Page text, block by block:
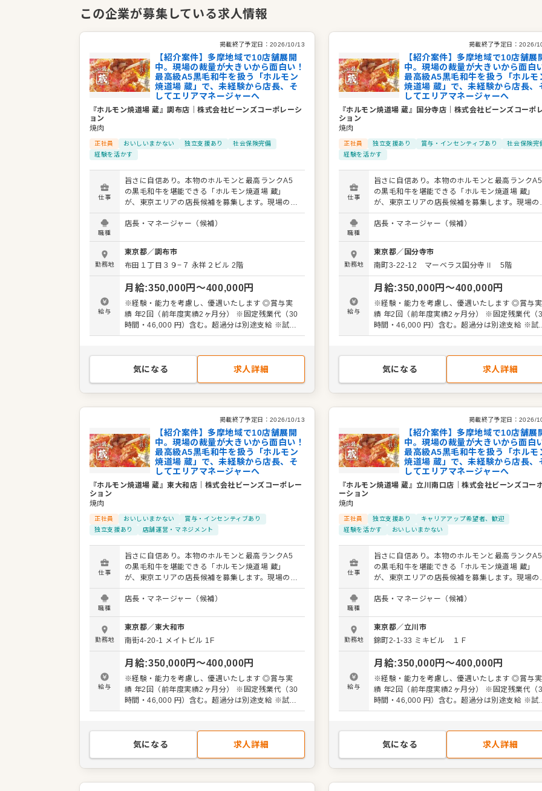
体験をお届けし続けてまいります。
企業情報
業種／業態
焼肉
事業所
この企業が募集している求人情報
掲載終了予定日： 2026/10/13
【紹介案件】多摩地域で10店舗展開
中。現場の裁量が大きいから面白い！
最高級A5黒毛和牛を扱う「ホルモン
焼道場 蔵」で、未経験から店長、そ
してエリアマネージャーへ
『ホルモン焼道場 蔵』調布店 ｜株式会社ビーンズコーポレーシ
ョン
焼肉
正社員 おいしいまかない 独立支援あり
社会保険完備
経験を活かす
仕事
旨さに自信あり。本物のホルモンと最高ランクA5
の黒毛和牛を堪能できる「ホルモン焼道場 蔵」
が、東京エリアの店長候補を募集します。現場の意
見を尊重する社風なので、あなたのアイデアでお店
を盛り上げられるやりがいがあります。 具体的な業
・仕込みや調理などのキッチン業務 ・店舗の数値
管理や運営全般 最初は接客などの簡単な仕事から
始めていただき、段階を踏んで管理業務をお任せし
ます。肉の仕込みも難しい作業ではないため、順を
追って着実にスキルを磨ける環境です。 キャリアパ
スも豊富に用意しています。将来はエリアマネージ
ャーとして複数店舗をまとめるポジションも。独立
を目指す方や地元で腰を据えて働きたい方など、
作っていきましょう。
職種
店長・マネージャー（候補）
勤務地
東京都／調布市
布田１丁目３９−７ 永祥２ビル 2階
給与
月給:350,000円〜400,000円
※経験・能力を考慮し、優遇いたします ◎賞与実
績 年2回（前年度実績2ヶ月分） ※固定残業代（30
時間・46,000 円）含む。超過分は別途支給 ※試用
期間3ヶ月（期間中も同条件）
気になる 求人詳細
掲載終了予定日： 2026/
【紹介案件】多摩地域で10店舗展
中。現場の裁量が大きいから面白
最高級A5黒毛和牛を扱う「ホルモ
焼道場 蔵」で、未経験から店長、
してエリアマネージャーへ
『ホルモン焼道場 蔵』国分寺店
株式会社ビーンズコーポ
ション
焼肉
正社員 独立支援あり 賞与・インセンティブあり
社会保険完
経験を活かす
仕事
旨さに自信あり。本物のホルモンと最高ランクA5
の黒毛和牛を堪能できる「ホルモン焼道場 蔵」
が、東京エリアの店長候補を募集します。現場の
見を尊重する社風なので、あなたのアイデアでお
を盛り上げられるやりがいがあります。 具体的な業
・仕込みや調理などのキッチン業務 ・店舗の数値
管理や運営全般 最初は接客などの簡単な仕事から
始めていただき、段階を踏んで管理業務をお任せ
ます。肉の仕込みも難しい作業ではないため、順
追って着実にスキルを磨ける環境です。 キャリアパ
スも豊富に用意しています。将来はエリアマネー
ャーとして複数店舗をまとめるポジションも。独
を目指す方や地元で腰を据えて働きたい方など、
作っていきましょう。
職種
店長・マネージャー（候補）
勤務地
東京都／ 国分寺市
南町3-22-12 マーベラス国分寺Ⅱ 5階
給与
月給:350,000円〜400,000円
※経験・能力を考慮し、優遇いたします ◎賞与実
績 年2回（前年度実績2ヶ月分） ※固定残業代（30
時間・46,000 円）含む。超過分は別途支給 ※試
期間3ヶ月（期間中も同条件）
気になる 求人詳細
掲載終了予定日： 2026/10/13
【紹介案件】多摩地域で10店舗展開
中。現場の裁量が大きいから面白い！
最高級A5黒毛和牛を扱う「ホルモン
焼道場 蔵」で、未経験から店長、そ
してエリアマネージャーへ
『ホルモン焼道場 蔵』東大和店
株式会社ビーンズコーポレー
ション
焼肉
正社員 おいしいまかない
賞与・インセンティブあり
独立支援あり
店舗運営・マネジメント
仕事
旨さに自信あり。本物のホルモンと最高ランクA5
の黒毛和牛を堪能できる「ホルモン焼道場 蔵」
が、東京エリアの店長候補を募集します。現場の意
見を尊重する社風なので、あなたのアイデアでお店
を盛り上げられるやりがいがあります。 具体的な業
・仕込みや調理などのキッチン業務 ・店舗の数値
管理や運営全般 最初は接客などの簡単な仕事から
始めていただき、段階を踏んで管理業務をお任せし
ます。肉の仕込みも難しい作業ではないため、順を
追って着実にスキルを磨ける環境です。 キャリアパ
スも豊富に用意しています。将来はエリアマネージ
ャーとして複数店舗をまとめるポジションも。独立
を目指す方や地元で腰を据えて働きたい方など、
作っていきましょう。
職種
店長・マネージャー（候補）
勤務地
東京都／東大和市
南街4-20-1 メイトビル 1F
給与
月給:350,000円〜400,000円
※経験・能力を考慮し、優遇いたします ◎賞与実
績 年2回（前年度実績2ヶ月分） ※固定残業代（30
時間・46,000 円）含む。超過分は別途支給 ※試用
期間3ヶ月（期間中も同条件）
気になる 求人詳細
掲載終了予定日： 2026/
【紹介案件】多摩地域で10店舗展
中。現場の裁量が大きいから面白
最高級A5黒毛和牛を扱う「ホルモ
焼道場 蔵」で、未経験から店長、
してエリアマネージャーへ
『ホルモン焼道場 蔵』立川南口店 ｜株式会社ビーンズコー
ーション
焼肉
正社員 独立支援あり
キャリアアップ希望者、歓迎
経験を活かす
おいしいまかない
仕事
旨さに自信あり。本物のホルモンと最高ランクA5
の黒毛和牛を堪能できる「ホルモン焼道場 蔵」
が、東京エリアの店長候補を募集します。現場の
見を尊重する社風なので、あなたのアイデアでお
を盛り上げられるやりがいがあります。 具体的な業
・仕込みや調理などのキッチン業務 ・店舗の数値
管理や運営全般 最初は接客などの簡単な仕事から
始めていただき、段階を踏んで管理業務をお任せ
ます。肉の仕込みも難しい作業ではないため、順
追って着実にスキルを磨ける環境です。 キャリアパ
スも豊富に用意しています。将来はエリアマネー
ャーとして複数店舗をまとめるポジションも。独
を目指す方や地元で腰を据えて働きたい方など、
作っていきましょう。
職種
店長・マネージャー（候補）
勤務地
東京都／ 立川市
錦町2-1-33 ミキビル １Ｆ
給与
月給:350,000円〜400,000円
※経験・能力を考慮し、優遇いたします ◎賞与実
績 年2回（前年度実績2ヶ月分） ※固定残業代（30
時間・46,000 円）含む。超過分は別途支給 ※試
期間3ヶ月（期間中も同条件）
気になる 求人詳細